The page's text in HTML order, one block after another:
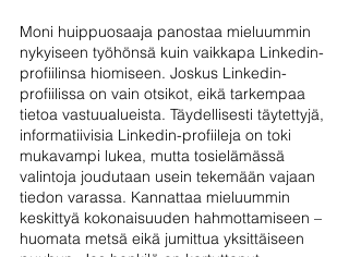
Moni huippuosaaja panostaa mieluummin
nykyiseen työhönsä kuin vaikkapa Linkedin-
profiilinsa hiomiseen. Joskus Linkedin-
profiilissa on vain otsikot, eikä tarkempaa
tietoa vastuualueista. Täydellisesti täytettyjä,
informatiivisia Linkedin-profiileja on toki
mukavampi lukea, mutta tosielämässä
valintoja joudutaan usein tekemään vajaan
tiedon varassa. Kannattaa mieluummin
keskittyä kokonaisuuden hahmottamiseen –
huomata metsä eikä jumittua yksittäiseen